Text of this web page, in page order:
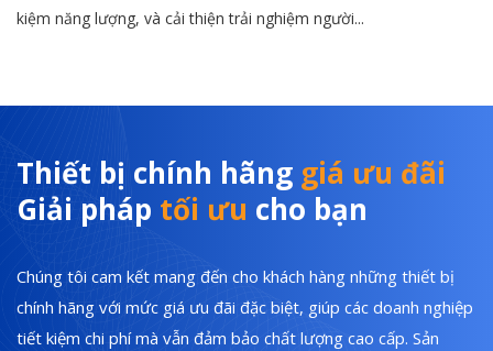
kiệm năng lượng, và cải thiện trải nghiệm người...
Thiết bị chính hãng giá ưu đãi
Giải pháp tối ưu cho bạn
Chúng tôi cam kết mang đến cho khách hàng những thiết bị
chính hãng với mức giá ưu đãi đặc biệt, giúp các doanh nghiệp
tiết kiệm chi phí mà vẫn đảm bảo chất lượng cao cấp. Sản